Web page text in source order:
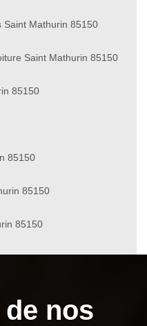
Saint Mathurin 85150
Saint Mathurin 85150
85150
85150
85150
85150
nos